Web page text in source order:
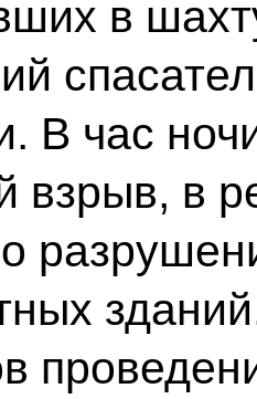
в
В час
взрыв, в